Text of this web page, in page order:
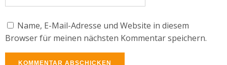
Name, E-Mail-Adresse und Website in diesem
Browser für meinen nächsten Kommentar speichern.